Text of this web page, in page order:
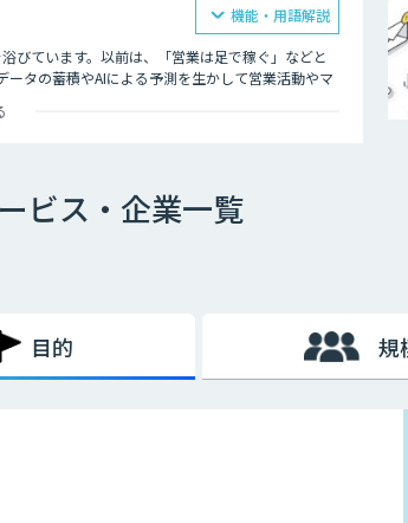
びています。以前は、「営業は足で稼ぐ」などと
タの蓄積やAIによる予測を生かして営業活動やマ
ればよいか、マーケテイングオートメーションが大
不可欠なソリューションであるからです。
機能・用語解説
ビス・企業一覧
目的 規